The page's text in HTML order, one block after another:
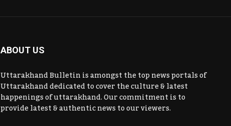
ABOUT US
Uttarakhand Bulletin is amongst the top news portals of
Uttarakhand dedicated to cover the culture & latest
happenings of uttarakhand. Our commitment is to
provide latest & authentic news to our viewers.